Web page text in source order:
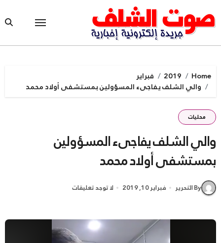
to
content
Home
2019
فبراير
والي الشلف يفاجىء المسؤولين بمستشفى أولاد محمد
محليات
والي الشلف يفاجىء المسؤولين
بمستشفى أولاد محمد
By التحرير فبراير 10, 2019 لا توجد تعليقات